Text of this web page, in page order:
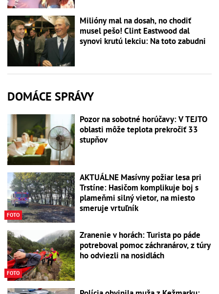
Milióny mal na dosah, no chodiť
musel pešo! Clint Eastwood dal
synovi krutú lekciu: Na toto zabudni
DOMÁCE SPRÁVY
Pozor na sobotné horúčavy: V TEJTO
oblasti môže teplota prekročiť 33
stupňov
FOTO
AKTUÁLNE Masívny požiar lesa pri
Trstíne: Hasičom komplikuje boj s
plameňmi silný vietor, na miesto
smeruje vrtuľník
FOTO
Zranenie v horách: Turista po páde
potreboval pomoc záchranárov, z túry
ho odviezli na nosidlách